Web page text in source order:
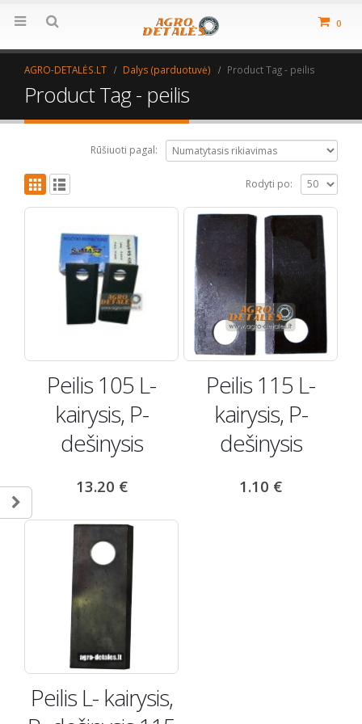
0
AGRO-DETALĖS.LT Dalys (parduotuvė) Product Tag - peilis
Product Tag - peilis
Rūšiuoti pagal:
Rodyti po:
Peilis 105 L-
kairysis, P-
dešinysis
13.20 €
Peilis 115 L-
kairysis, P-
dešinysis
1.10 €
Peilis L- kairysis,